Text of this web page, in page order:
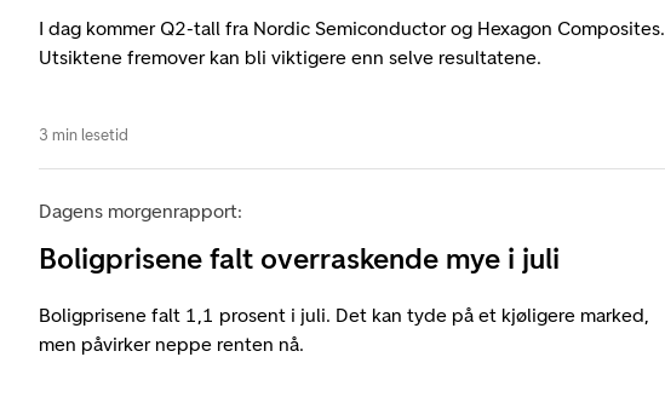
I dag kommer Q2-tall fra Nordic Semiconductor og Hexagon Composites.
Utsiktene fremover kan bli viktigere enn selve resultatene.
3 min lesetid
Dagens morgenrapport:
Boligprisene falt overraskende mye i juli
Boligprisene falt 1,1 prosent i juli. Det kan tyde på et kjøligere marked,
men påvirker neppe renten nå.